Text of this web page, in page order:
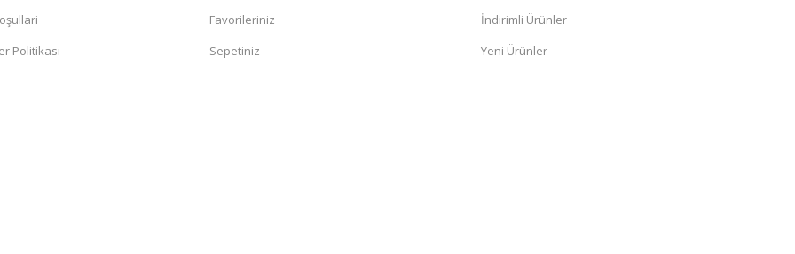
Politikası
Favorileriniz
Sepetiniz
İndirimli Ürünler
Yeni Ürünler